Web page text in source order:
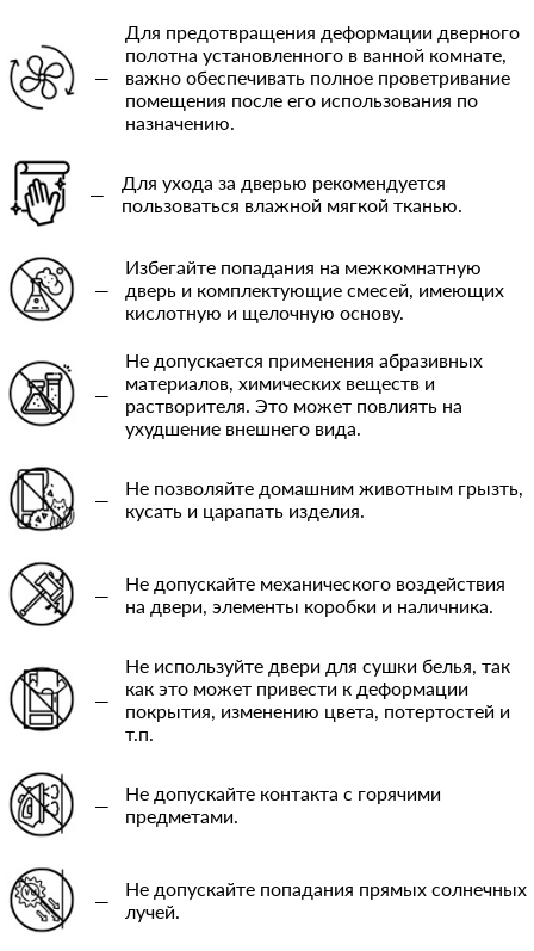
—
Для предотвращения деформации дверного
полотна установленного в ванной комнате,
важно обеспечивать полное проветривание
помещения после его использования по
назначению.
—
Для ухода за дверью рекомендуется
пользоваться влажной мягкой тканью.
—
Избегайте попадания на межкомнатную
дверь и комплектующие смесей, имеющих
кислотную и щелочную основу.
—
Не допускается применения абразивных
материалов, химических веществ и
растворителя. Это может повлиять на
ухудшение внешнего вида.
—
Не позволяйте домашним животным грызть,
кусать и царапать изделия.
—
Не допускайте механического воздействия
на двери, элементы коробки и наличника.
—
Не используйте двери для сушки белья, так
как это может привести к деформации
покрытия, изменению цвета, потертостей и
т.п.
—
Не допускайте контакта с горячими
предметами.
—
Не допускайте попадания прямых солнечных
лучей.